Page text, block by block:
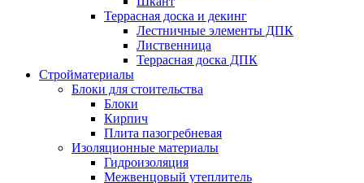
Террасная доска и декинг
Лестничные элементы ДПК
Лиственница
Террасная доска ДПК
Стройматериалы
Блоки для стоительства
Блоки
Кирпич
Плита пазогребневая
Изоляционные материалы
Гидроизоляция
Межвенцовый утеплитель